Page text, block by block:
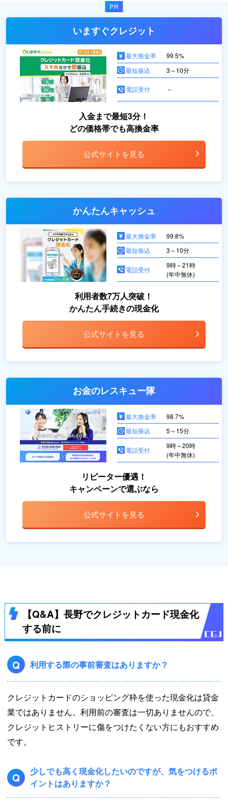
いますぐクレジット
入金まで最短3分！
どの価格帯でも高換金率
最大換金率
99.5%
最短振込
3～10分
電話受付 －
公式サイトを見る
かんたんキャッシュ
利用者数7万人突破！
かんたん手続きの現金化
最大換金率
99.8%
最短振込
3～10分
電話受付
9時～21時
(年中無休)
公式サイトを見る
お金のレスキュー隊
リピーター優遇！
キャンペーンで選ぶなら
最大換金率
98.7%
最短振込
5～15分
電話受付
9時～20時
(年中無休)
公式サイトを見る
【Q&A】長野でクレジットカード現金化
する前に
Q 利用する際の事前審査はありますか？
クレジットカードのショッピング枠を使った現金化は貸金
業ではありません。利用前の審査は一切ありませんので、
クレジットヒストリーに傷をつけたくない方にもおすすめ
です。
Q
少しでも高く現金化したいのですが、気をつけるポ
イントはありますか？